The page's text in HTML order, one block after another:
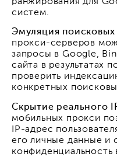
систем.
Эмуляция поисковых
прокси-серверов
запросы в Google,
сайта в результатах
проверить
конкретных
Скрытие реального
мобильных прокси
IP-адрес
его личные данные и
конфиденциальность